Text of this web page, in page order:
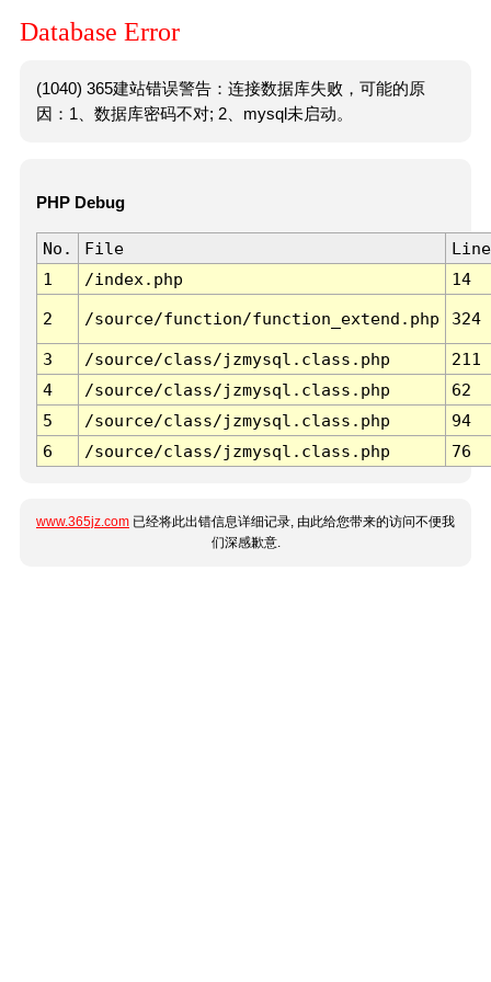
Database Error
(1040) 365建站错误警告：连接数据库失败，可能的原
因：1、数据库密码不对; 2、mysql未启动。
PHP Debug
No. File
Line
1
/index.php 14
2 /source/function/function_extend.php 324
3 /source/class/jzmysql.class.php
211
4
/source/class/jzmysql.class.php
62
5
/source/class/jzmysql.class.php
94
6
/source/class/jzmysql.class.php 76
www.365jz.com 已经将此出错信息详细记录, 由此给您带来的访问不便我
们深感歉意.